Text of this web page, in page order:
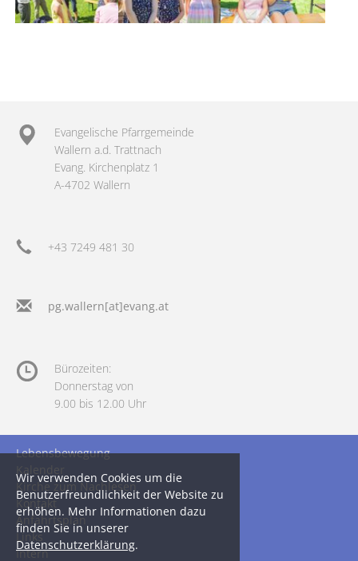
Wir verwenden Cookies um die
Benutzerfreundlichkeit der Website zu
erhöhen. Mehr Informationen dazu
finden Sie in unserer
Datenschutzerklärung.
Evangelische Pfarrgemeinde
Wallern a.d. Trattnach
Evang. Kirchenplatz 1
A-4702 Wallern
+43 7249 481 30
pg.wallern[at]evang.at
Bürozeiten:
Donnerstag von
9.00 bis 12.00 Uhr
Lebensbewegung
Kalender
Kirche zum Nachlesen
Kontakt
Anfahrtsplan
Links
Intern